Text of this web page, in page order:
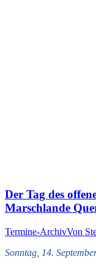
Der Tag des
Marschlande
Termine-ArchivVon
Sonntag, 14.